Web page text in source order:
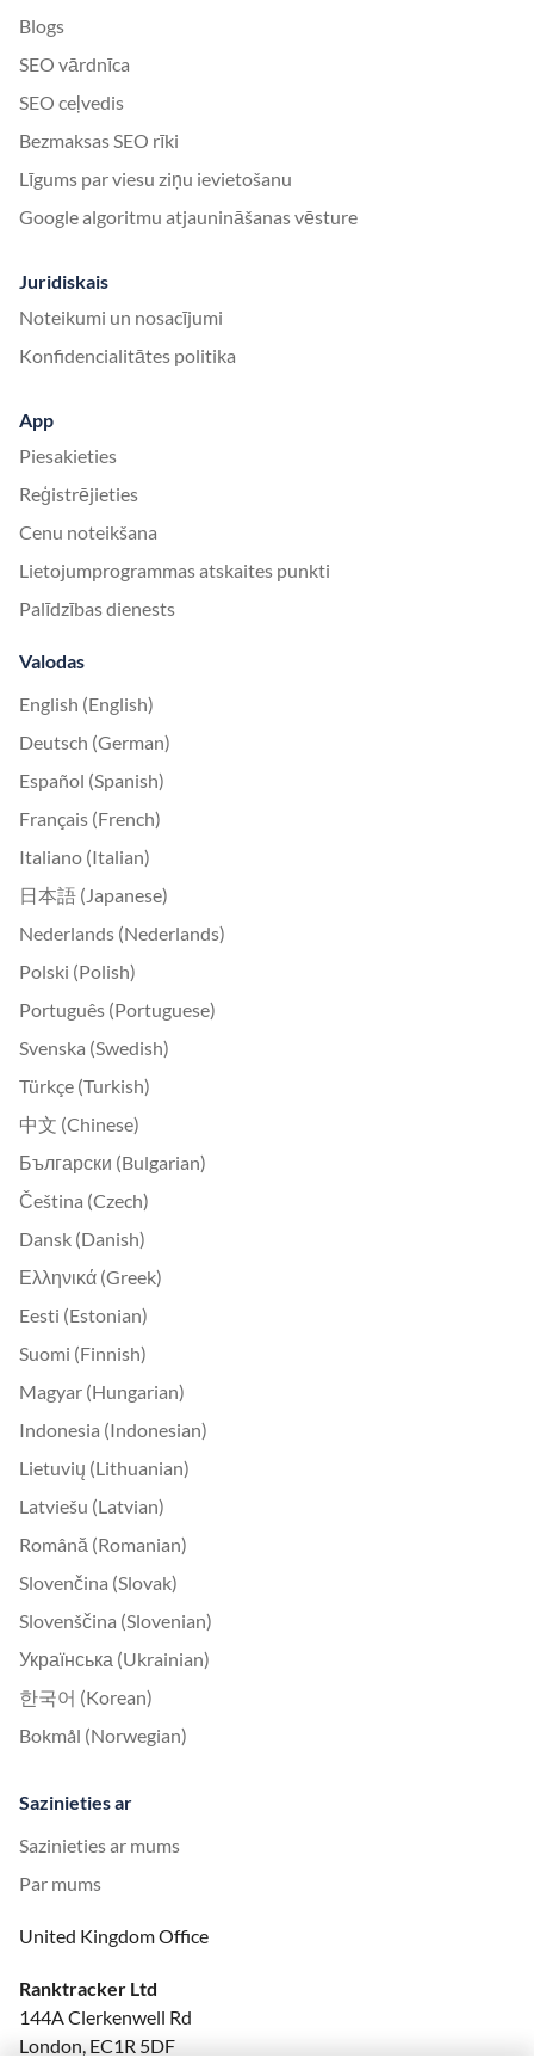
Blogs
SEO vārdnīca
SEO ceļvedis
Bezmaksas SEO rīki
Līgums par viesu ziņu ievietošanu
Google algoritmu atjaunināšanas vēsture
Juridiskais
Noteikumi un nosacījumi
Konfidencialitātes politika
App
Piesakieties
Reģistrējieties
Cenu noteikšana
Lietojumprogrammas atskaites punkti
Palīdzības dienests
Valodas
English (English)
Deutsch (German)
Español (Spanish)
Français (French)
Italiano (Italian)
日本語 (Japanese)
Nederlands (Nederlands)
Polski (Polish)
Português (Portuguese)
Svenska (Swedish)
Türkçe (Turkish)
中文 (Chinese)
Български (Bulgarian)
Čeština (Czech)
Dansk (Danish)
Ελληνικά (Greek)
Eesti (Estonian)
Suomi (Finnish)
Magyar (Hungarian)
Indonesia (Indonesian)
Lietuvių (Lithuanian)
Latviešu (Latvian)
Română (Romanian)
Slovenčina (Slovak)
Slovenščina (Slovenian)
Українська (Ukrainian)
한국어 (Korean)
Bokmål (Norwegian)
Sazinieties ar
Sazinieties ar mums
Par mums
United Kingdom Office
Ranktracker Ltd
144A Clerkenwell Rd
London, EC1R 5DF